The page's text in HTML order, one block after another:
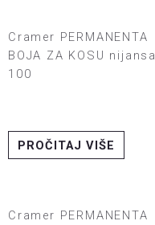
Cramer PERMANENTA
BOJA ZA KOSU nijansa
100
PROČITAJ VIŠE
Cramer PERMANENTA